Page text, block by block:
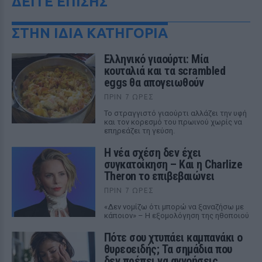
ΣΤΗΝ ΙΔΙΑ ΚΑΤΗΓΟΡΙΑ
Ελληνικό γιαούρτι: Μία
κουταλιά και τα scrambled
eggs θα απογειωθούν
ΠΡΙΝ 7 ΏΡΕΣ
Το στραγγιστό γιαούρτι αλλάζει την υφή
και τον κορεσμό του πρωινού χωρίς να
επηρεάζει τη γεύση.
Η νέα σχέση δεν έχει
συγκατοίκηση – Και η Charlize
Theron το επιβεβαιώνει
ΠΡΙΝ 7 ΏΡΕΣ
«Δεν νομίζω ότι μπορώ να ξαναζήσω με
κάποιον» – Η εξομολόγηση της ηθοποιού
Πότε σου χτυπάει καμπανάκι ο
θυρεοειδής; Τα σημάδια που